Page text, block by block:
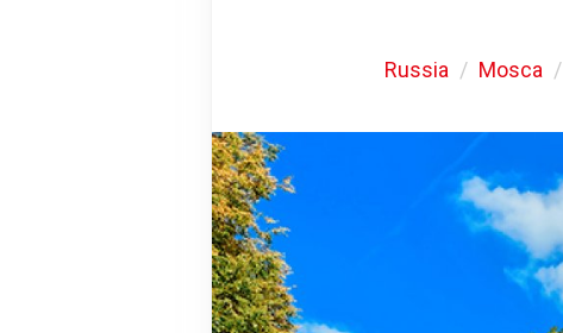
Russia Mosca